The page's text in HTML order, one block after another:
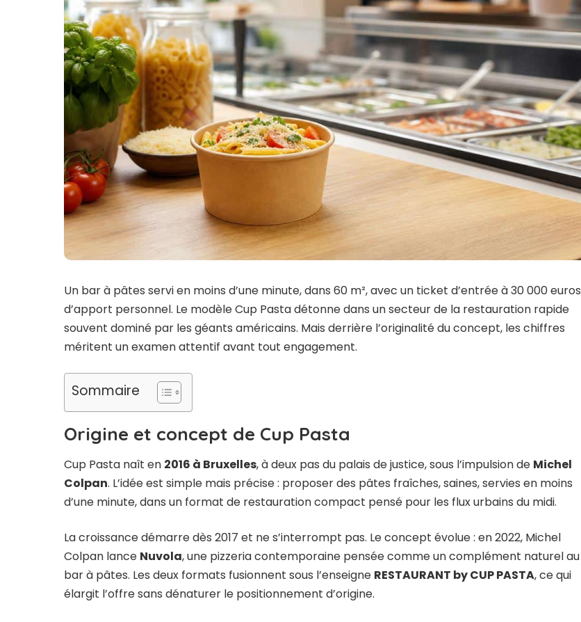
Un bar à pâtes servi en moins d’une minute, dans 60 m², avec un ticket d’entrée à 30 000 euros
d’apport personnel. Le modèle Cup Pasta détonne dans un secteur de la restauration rapide
souvent dominé par les géants américains. Mais derrière l’originalité du concept, les chiffres
méritent un examen attentif avant tout engagement.
Sommaire
Origine et concept de Cup Pasta
Cup Pasta naît en 2016 à Bruxelles, à deux pas du palais de justice, sous l’impulsion de Michel
Colpan. L’idée est simple mais précise : proposer des pâtes fraîches, saines, servies en moins
d’une minute, dans un format de restauration compact pensé pour les flux urbains du midi.
La croissance démarre dès 2017 et ne s’interrompt pas. Le concept évolue : en 2022, Michel
Colpan lance Nuvola, une pizzeria contemporaine pensée comme un complément naturel au
bar à pâtes. Les deux formats fusionnent sous l’enseigne RESTAURANT by CUP PASTA, ce qui
élargit l’offre sans dénaturer le positionnement d’origine.